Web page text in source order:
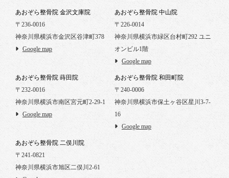
あおぞら整骨院 金沢文庫院
〒236-0016
神奈川県横浜市金沢区谷津町378
Google map
あおぞら整骨院 中山院
〒226-0014
神奈川県横浜市緑区台村町292 ユニ
オンビル1階
Google map
あおぞら整骨院 蒔田院
〒232-0016
神奈川県横浜市南区宮元町2-29-1
Google map
あおぞら整骨院 和田町院
〒240-0006
神奈川県横浜市保土ヶ谷区星川3-7-
16
Google map
あおぞら整骨院 二俣川院
〒241-0821
神奈川県横浜市旭区二俣川2-61